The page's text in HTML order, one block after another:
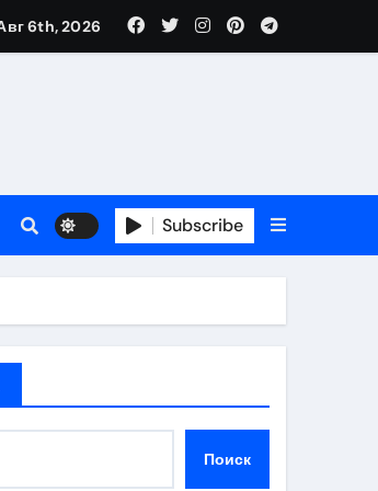
по выбору
6th, 2026
Subscribe
Поиск